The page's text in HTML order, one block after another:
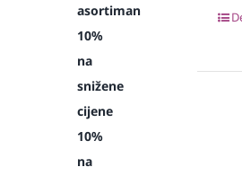
asortiman
10%
na
snižene
cijene
10%
na